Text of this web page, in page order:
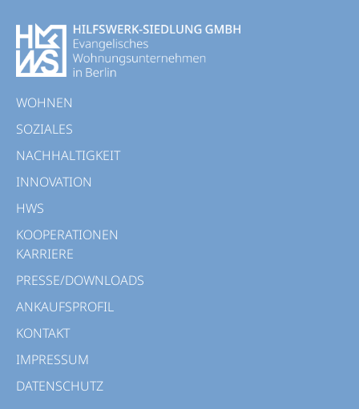
WOHNEN
SOZIALES
NACHHALTIGKEIT
INNOVATION
HWS
KOOPERATIONEN
KARRIERE
PRESSE/DOWNLOADS
ANKAUFSPROFIL
KONTAKT
IMPRESSUM
DATENSCHUTZ